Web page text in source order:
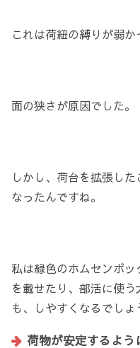
これは荷紐の縛りが弱か
面の狭さが原因でした。
しかし、荷台を拡張し
なったんですね。
私は緑色のホムセンボ
を載せたり、部活に使
も、しやすくなるでしょ
荷物が安定するよう